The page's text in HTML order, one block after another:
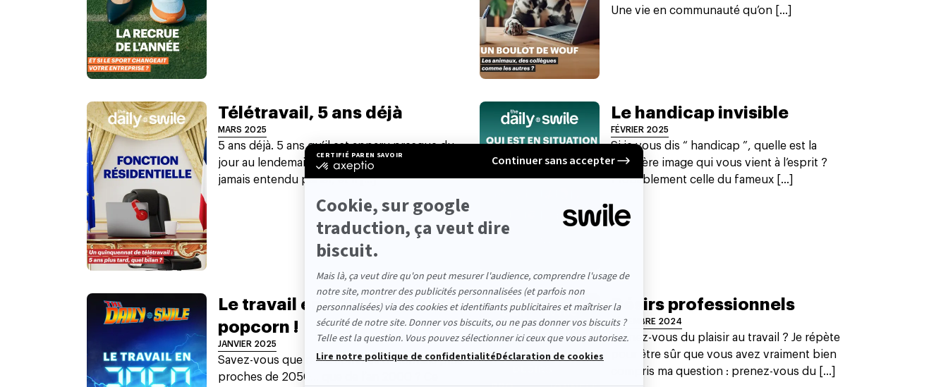
Une vie en communauté qu’on [...]
Télétravail, 5 ans déjà
MARS 2025
5 ans déjà. 5 ans qu’il est apparu presque du
jour au lendemain. On n’en avait quasiment
jamais entendu parler, et il [...]
Le handicap invisible
FÉVRIER 2025
Si je vous dis “ handicap ”, quelle est la
première image qui vous vient à l’esprit ?
Probablement celle du fameux [...]
Le travail en 2050 : sortez le
popcorn !
JANVIER 2025
Savez-vous que nous sommes désormais plus
proches de 2050… que de l’an 2000 ? Ce
Désirs professionnels
DÉCEMBRE 2024
Prenez-vous du plaisir au travail ? Je répète
pour être sûr que vous avez vraiment bien
compris ma question : prenez-vous du [...]